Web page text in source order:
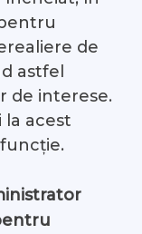
de
astfel
de interese.
la acest